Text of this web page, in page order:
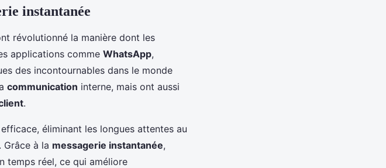
instantanée
révolutionné la manière dont les
applications comme WhatsApp,
des incontournables dans le monde
communication interne, mais ont aussi
.
éliminant les longues attentes au
à la messagerie instantanée,
temps réel, ce qui améliore